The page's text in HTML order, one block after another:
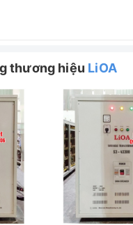
thương hiệu LiOA